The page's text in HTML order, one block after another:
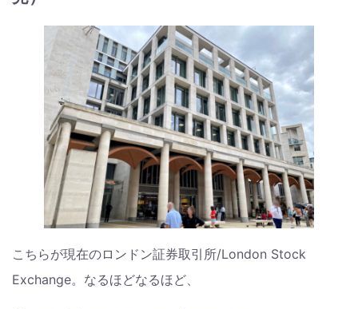
こちらが現在のロンドン証券取引所/London Stock
Exchange。なるほどなるほど、